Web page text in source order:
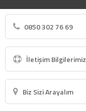
0850 302 76 69
İletişim Bilgilerimiz
Biz Sizi Arayalım